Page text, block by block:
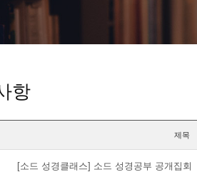
항
제목
[소드 성경클래스] 소드 성경공부 공개집회